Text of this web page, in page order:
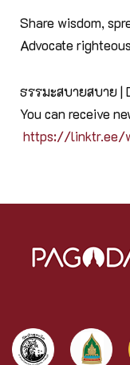
Share wisdom,
Advocate
ธรรมะสบายสบาย |
You can receive
https://linktr.ee/